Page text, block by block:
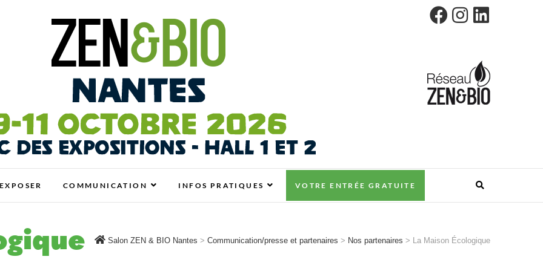
BIO, BIEN-ÊTRE ET HABITAT SAIN
EXPOSER COMMUNICATION INFOS PRATIQUES VOTRE ENTRÉE GRATUITE
Salon ZEN & BIO Nantes > Communication/presse et partenaires > Nos partenaires > La Maison Écologique